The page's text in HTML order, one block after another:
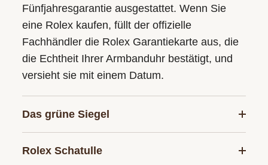
Fünfjahresgarantie ausgestattet. Wenn Sie
eine Rolex kaufen, füllt der offizielle
Fachhändler die Rolex Garantiekarte aus, die
die Echtheit Ihrer Armbanduhr bestätigt, und
versieht sie mit einem Datum.
Das grüne Siegel
Rolex Schatulle